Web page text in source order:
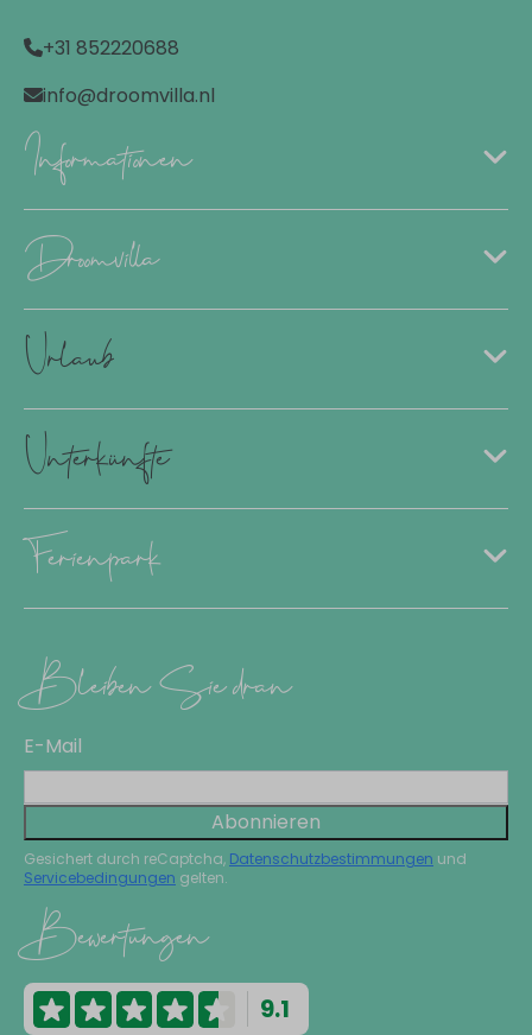
+31 852220688
info@droomvilla.nl
Informationen
Droomvilla
Urlaub
Unterkünfte
Ferienpark
Bleiben Sie dran
E-Mail
Abonnieren
Gesichert durch reCaptcha, Datenschutzbestimmungen und
Servicebedingungen gelten.
Bewertungen
9.1